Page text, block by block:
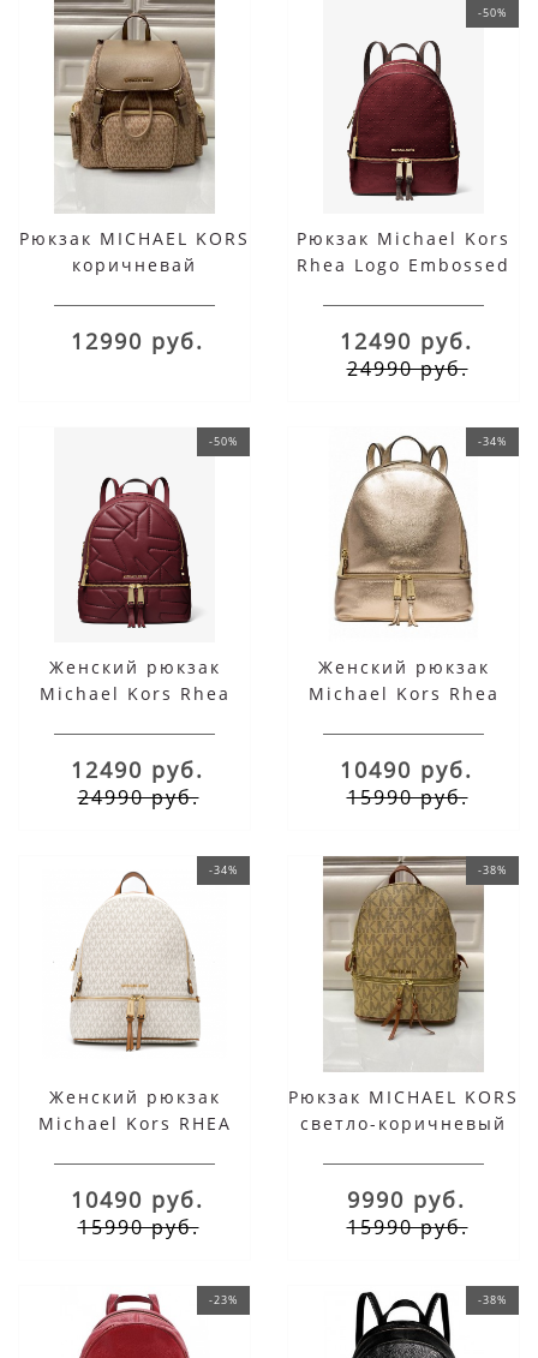
Рюкзак MICHAEL KORS
коричневай
12990 руб.
-50%
Рюкзак Michael Kors
Rhea Logo Embossed
12490 руб.
24990 руб.
-50%
Женский рюкзак
Michael Kors Rhea
12490 руб.
24990 руб.
-34%
Женский рюкзак
Michael Kors Rhea
10490 руб.
15990 руб.
-34%
Женский рюкзак
Michael Kors RHEA
10490 руб.
15990 руб.
-38%
Рюкзак MICHAEL KORS
светло-коричневый
9990 руб.
15990 руб.
-23% -38%